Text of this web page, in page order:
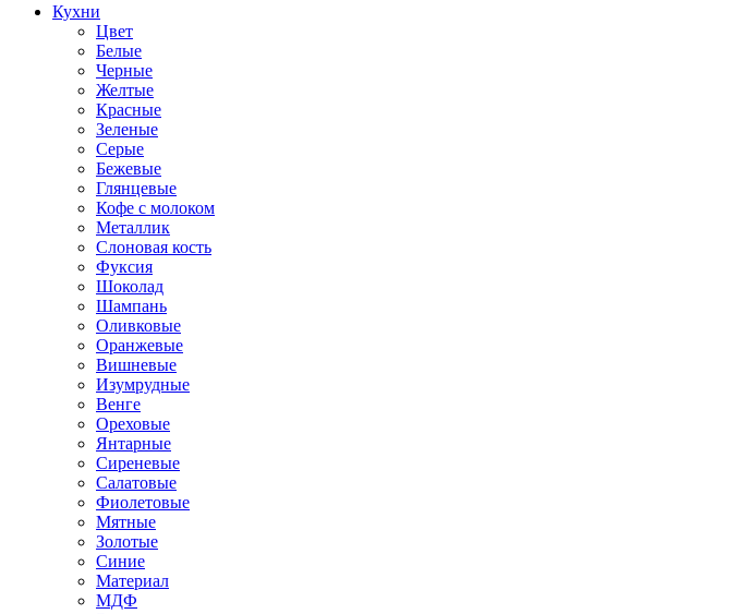
Кухни
Цвет
Белые
Черные
Желтые
Красные
Зеленые
Серые
Бежевые
Глянцевые
Кофе с молоком
Металлик
Слоновая кость
Фуксия
Шоколад
Шампань
Оливковые
Оранжевые
Вишневые
Изумрудные
Венге
Ореховые
Янтарные
Сиреневые
Салатовые
Фиолетовые
Мятные
Золотые
Синие
Материал
МДФ